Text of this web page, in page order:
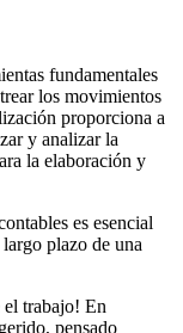
fundamentales
los movimientos
proporciona a
y analizar la
la elaboración y
es esencial
plazo de una
el trabajo! En
pensado